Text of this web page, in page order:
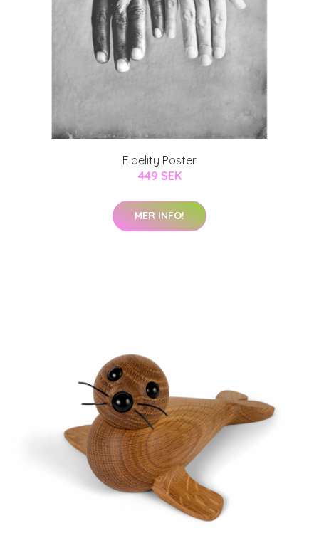
Fidelity Poster
449 SEK
MER INFO!